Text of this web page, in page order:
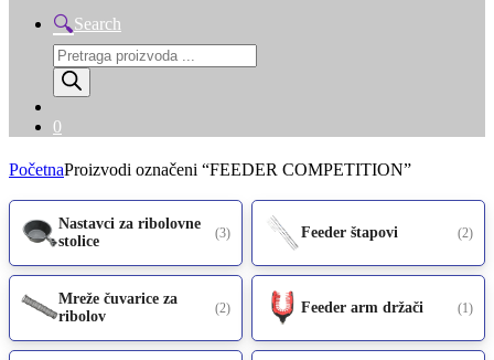
Search
Products
search
0
PočetnaProizvodi označeni “FEEDER COMPETITION”
Nastavci za ribolovne
stolice
(3) Feeder štapovi (2)
Mreže čuvarice za
ribolov
(2) Feeder arm držači (1)